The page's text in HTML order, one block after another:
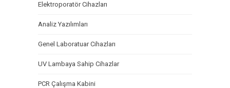
Elektroporatör Cihazları
Analiz Yazılımları
Genel Laboratuar Cihazları
UV Lambaya Sahip Cihazlar
PCR Çalışma Kabini